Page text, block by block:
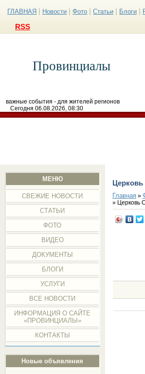
ГЛАВНАЯ Новости Фото Статьи Блоги
RSS
Провинциалы
важные события - для жителей регионов
Сегодня 06.08.2026, 08:30
МЕНЮ
СВЕЖИЕ НОВОСТИ
СТАТЬИ
ФОТО
ВИДЕО
ДОКУМЕНТЫ
БЛОГИ
УСЛУГИ
ВСЕ НОВОСТИ
ИНФОРМАЦИЯ О САЙТЕ
«ПРОВИНЦИАЛЫ»
КОНТАКТЫ
Новые объявления
Главная»
» Церковь